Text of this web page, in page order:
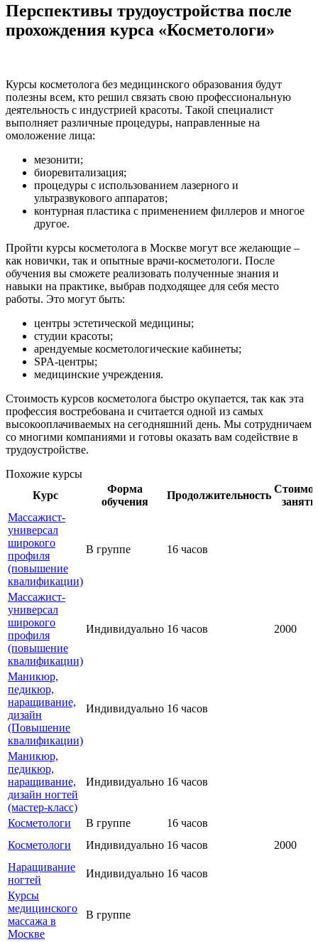
Перспективы трудоустройства после
прохождения курса «Косметологи»
Курсы косметолога без медицинского образования будут
полезны всем, кто решил связать свою профессиональную
деятельность с индустрией красоты. Такой специалист
выполняет различные процедуры, направленные на
омоложение лица:
мезонити;
биоревитализация;
процедуры с использованием лазерного и
ультразвукового аппаратов;
контурная пластика с применением филлеров и многое
другое.
Пройти курсы косметолога в Москве могут все желающие –
как новички, так и опытные врачи-косметологи. После
обучения вы сможете реализовать полученные знания и
навыки на практике, выбрав подходящее для себя место
работы. Это могут быть:
центры эстетической медицины;
студии красоты;
арендуемые косметологические кабинеты;
SPA-центры;
медицинские учреждения.
Стоимость курсов косметолога быстро окупается, так как эта
профессия востребована и считается одной из самых
высокооплачиваемых на сегодняшний день. Мы сотрудничаем
со многими компаниями и готовы оказать вам содействие в
трудоустройстве.
Похожие курсы
Курс
Форма
обучения
Продолжительность
Массажист-
универсал
широкого
профиля
(повышение
квалификации)
В группе 16 часов
Массажист-
универсал
широкого
профиля
(повышение
квалификации)
Индивидуально 16 часов 2000
Маникюр,
педикюр,
наращивание,
дизайн
(Повышение
квалификации)
Индивидуально 16 часов
Маникюр,
педикюр,
наращивание,
дизайн ногтей
(мастер-класс)
Индивидуально 16 часов
Косметологи В группе
16 часов
Косметологи
Индивидуально 16 часов
2000
Наращивание
ногтей
Индивидуально 16 часов
Курсы
медицинского
массажа в
Москве
В группе